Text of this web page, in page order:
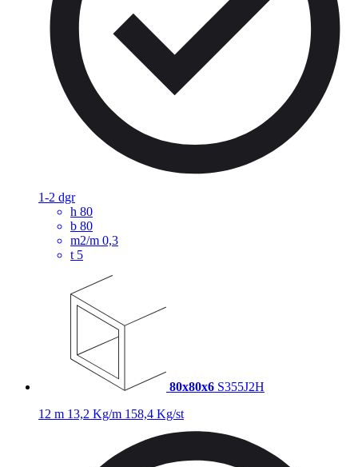
1-2 dgr
h 80
b 80
m2/m 0,3
t 5
80x80x6 S355J2H
12 m 13,2 Kg/m 158,4 Kg/st